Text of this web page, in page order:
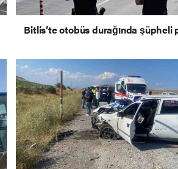
Bitlis’te otobüs durağında şüpheli